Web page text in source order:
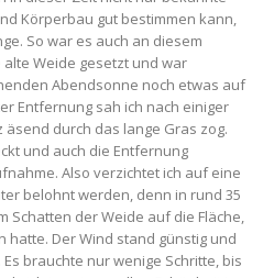
Körperbau gut bestimmen kann,
So war es auch an diesem
Weide gesetzt und war
Abendsonne noch etwas auf
Entfernung sah ich nach einiger
äsend durch das lange Gras zog.
und auch die Entfernung
Also verzichtet ich auf eine
belohnt werden, denn in rund 35
Schatten der Weide auf die Fläche,
hatte. Der Wind stand günstig und
brauchte nur wenige Schritte, bis